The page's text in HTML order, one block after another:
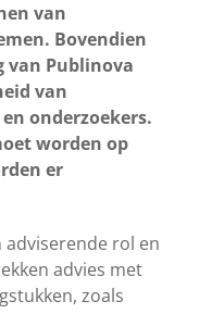
van
Bovendien
van Publinova
van
onderzoekers.
worden op
er
adviserende rol en
advies met
zoals